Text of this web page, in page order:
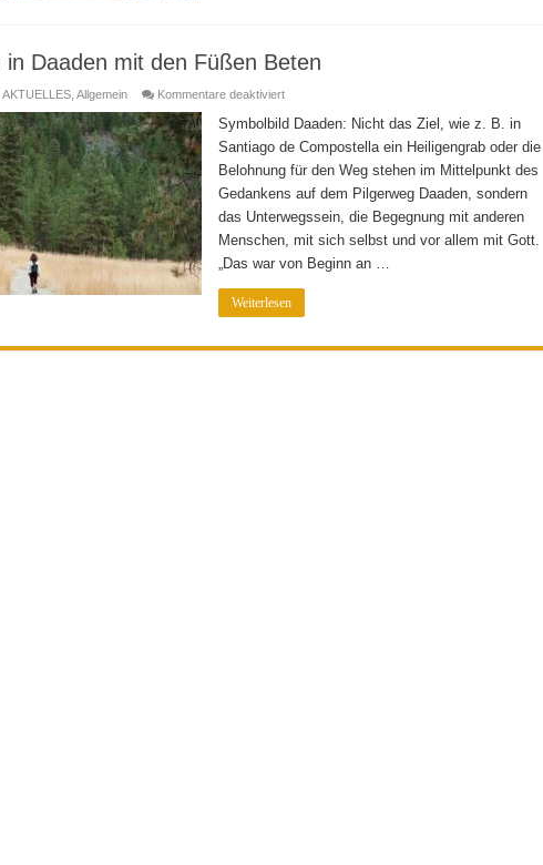
in Daaden mit den Füßen Beten
AKTUELLES, Allgemein Kommentare deaktiviertfür
Pilgertag
in
Daaden
den
Füßen
Beten
Symbolbild Daaden: Nicht das Ziel, wie z. B. in
Santiago de Compostella ein Heiligengrab oder die
Belohnung für den Weg stehen im Mittelpunkt des
Gedankens auf dem Pilgerweg Daaden, sondern
das Unterwegssein, die Begegnung mit anderen
Menschen, mit sich selbst und vor allem mit Gott.
„Das war von Beginn an …
Weiterlesen